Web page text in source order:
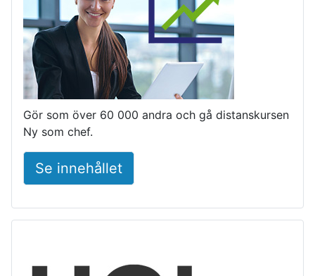
Gör som över 60 000 andra och gå distanskursen
Ny som chef.
Se innehållet